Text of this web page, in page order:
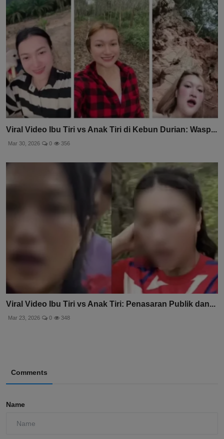
Viral Video Ibu Tiri vs Anak Tiri di Kebun Durian: Wasp...
Mar 30, 2026 0 356
Viral Video Ibu Tiri vs Anak Tiri: Penasaran Publik dan...
Mar 23, 2026 0 348
Comments
Name